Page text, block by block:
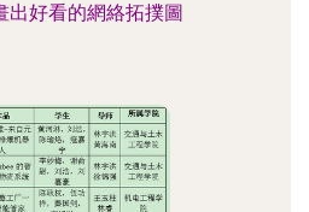
出好看的網絡拓撲圖